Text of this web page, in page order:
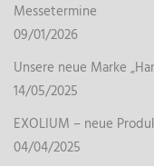
Messetermine
09/01/2026
Unsere neue Marke
14/05/2025
EXOLIUM – neue
04/04/2025